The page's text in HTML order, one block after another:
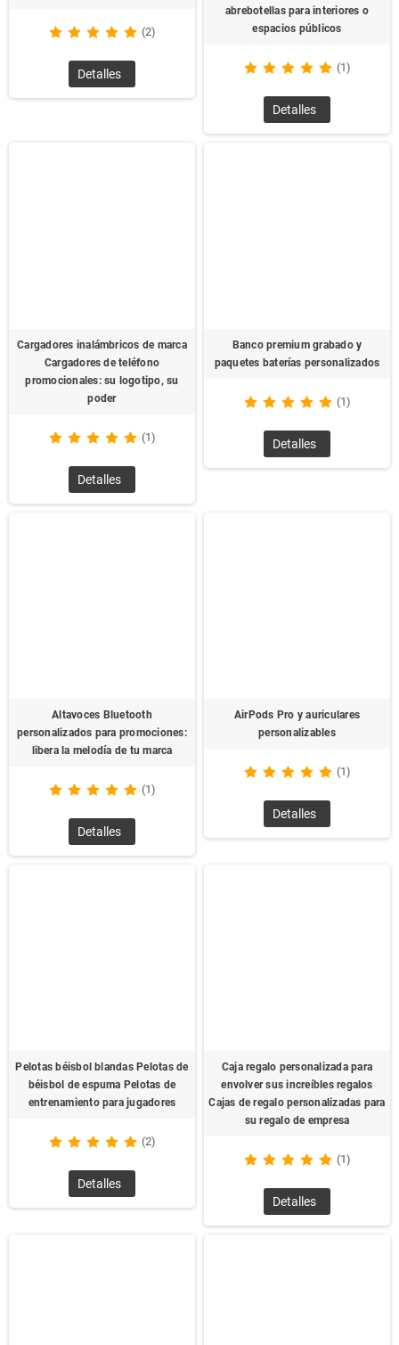
(2)
Detalles
abrebotellas para interiores o
espacios públicos
(1)
Detalles
Cargadores inalámbricos de marca
Cargadores de teléfono
promocionales: su logotipo, su
poder
(1)
Detalles
Banco premium grabado y
paquetes baterías personalizados
(1)
Detalles
Altavoces Bluetooth
personalizados para promociones:
libera la melodía de tu marca
(1)
Detalles
AirPods Pro y auriculares
personalizables
(1)
Detalles
Pelotas béisbol blandas Pelotas de
béisbol de espuma Pelotas de
entrenamiento para jugadores
(2)
Detalles
Caja regalo personalizada para
envolver sus increíbles regalos
Cajas de regalo personalizadas para
su regalo de empresa
(1)
Detalles